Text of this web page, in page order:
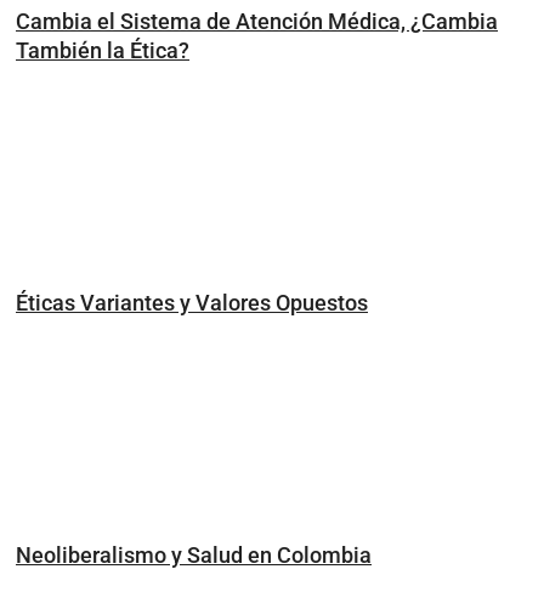
Cambia el Sistema de Atención Médica, ¿Cambia
También la Ética?
Éticas Variantes y Valores Opuestos
Neoliberalismo y Salud en Colombia